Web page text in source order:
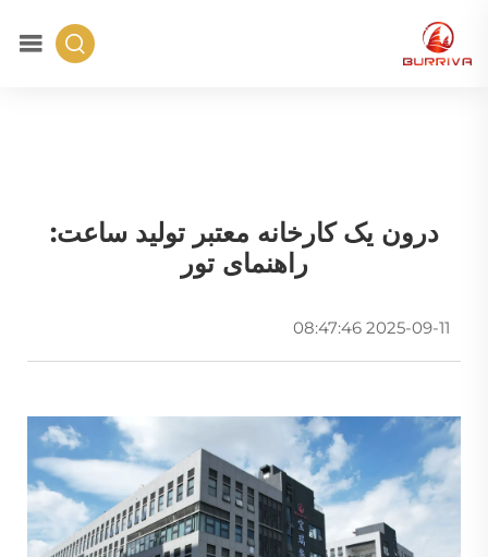
درون یک کارخانه معتبر تولید ساعت:
راهنمای تور
2025-09-11 08:47:46